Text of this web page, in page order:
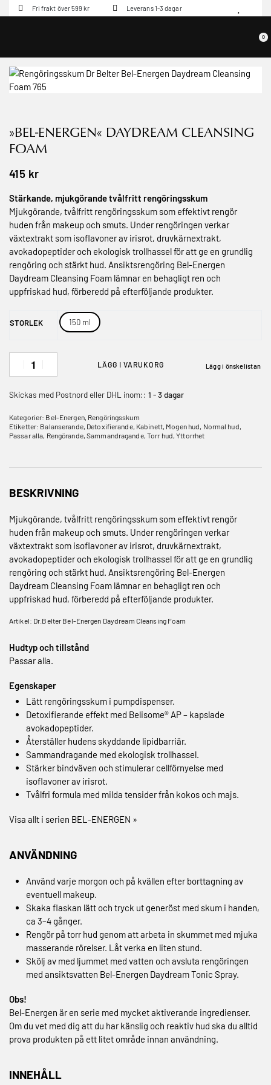
Fri frakt över 599 kr Leverans 1-3 dagar
0
»BEL-ENERGEN« DAYDREAM CLEANSING
FOAM
415 kr
Stärkande, mjukgörande tvålfritt rengöringsskum
Mjukgörande, tvålfritt rengöringsskum som effektivt rengör
huden från makeup och smuts. Under rengöringen verkar
växtextrakt som isoflavoner av irisrot, druvkärnextrakt,
avokadopeptider och ekologisk trollhassel för att ge en grundlig
rengöring och stärkt hud. Ansiktsrengöring Bel-Energen
Daydream Cleansing Foam lämnar en behagligt ren och
uppfriskad hud, förberedd på efterföljande produkter.
STORLEK 150 ml
LÄGG I VARUKORG Lägg i önskelistan
Skickas med Postnord eller DHL inom:: 1 - 3 dagar
Kategorier: Bel-Energen, Rengöringsskum
Etiketter: Balanserande, Detoxifierande, Kabinett, Mogen hud, Normal hud,
Passar alla, Rengörande,Sammandragande, Torr hud,Yttorrhet
BESKRIVNING
Mjukgörande, tvålfritt rengöringsskum som effektivt rengör
huden från makeup och smuts. Under rengöringen verkar
växtextrakt som isoflavoner av irisrot, druvkärnextrakt,
avokadopeptider och ekologisk trollhassel för att ge en grundlig
rengöring och stärkt hud. Ansiktsrengöring Bel-Energen
Daydream Cleansing Foam lämnar en behagligt ren och
uppfriskad hud, förberedd på efterföljande produkter.
Artikel: Dr.Belter Bel-Energen Daydream Cleansing Foam
Hudtyp och tillstånd
Passar alla.
Egenskaper
Lätt rengöringsskum i pumpdispenser.
Detoxifierande effekt med Belisome® AP – kapslade
avokadopeptider.
Återställer hudens skyddande lipidbarriär.
Sammandragande med ekologisk trollhassel.
Stärker bindväven och stimulerar cellförnyelse med
isoflavoner av irisrot.
Tvålfri formula med milda tensider från kokos och majs.
Visa allt i serien BEL-ENERGEN »
ANVÄNDNING
Använd varje morgon och på kvällen efter borttagning av
eventuell makeup.
Skaka flaskan lätt och tryck ut generöst med skum i handen,
ca 3–4 gånger.
Rengör på torr hud genom att arbeta in skummet med mjuka
masserande rörelser. Låt verka en liten stund.
Skölj av med ljummet med vatten och avsluta rengöringen
med ansiktsvatten Bel-Energen Daydream Tonic Spray.
Obs!
Bel-Energen är en serie med mycket aktiverande ingredienser.
Om du vet med dig att du har känslig och reaktiv hud ska du alltid
prova produkten på ett litet område innan användning.
INNEHÅLL